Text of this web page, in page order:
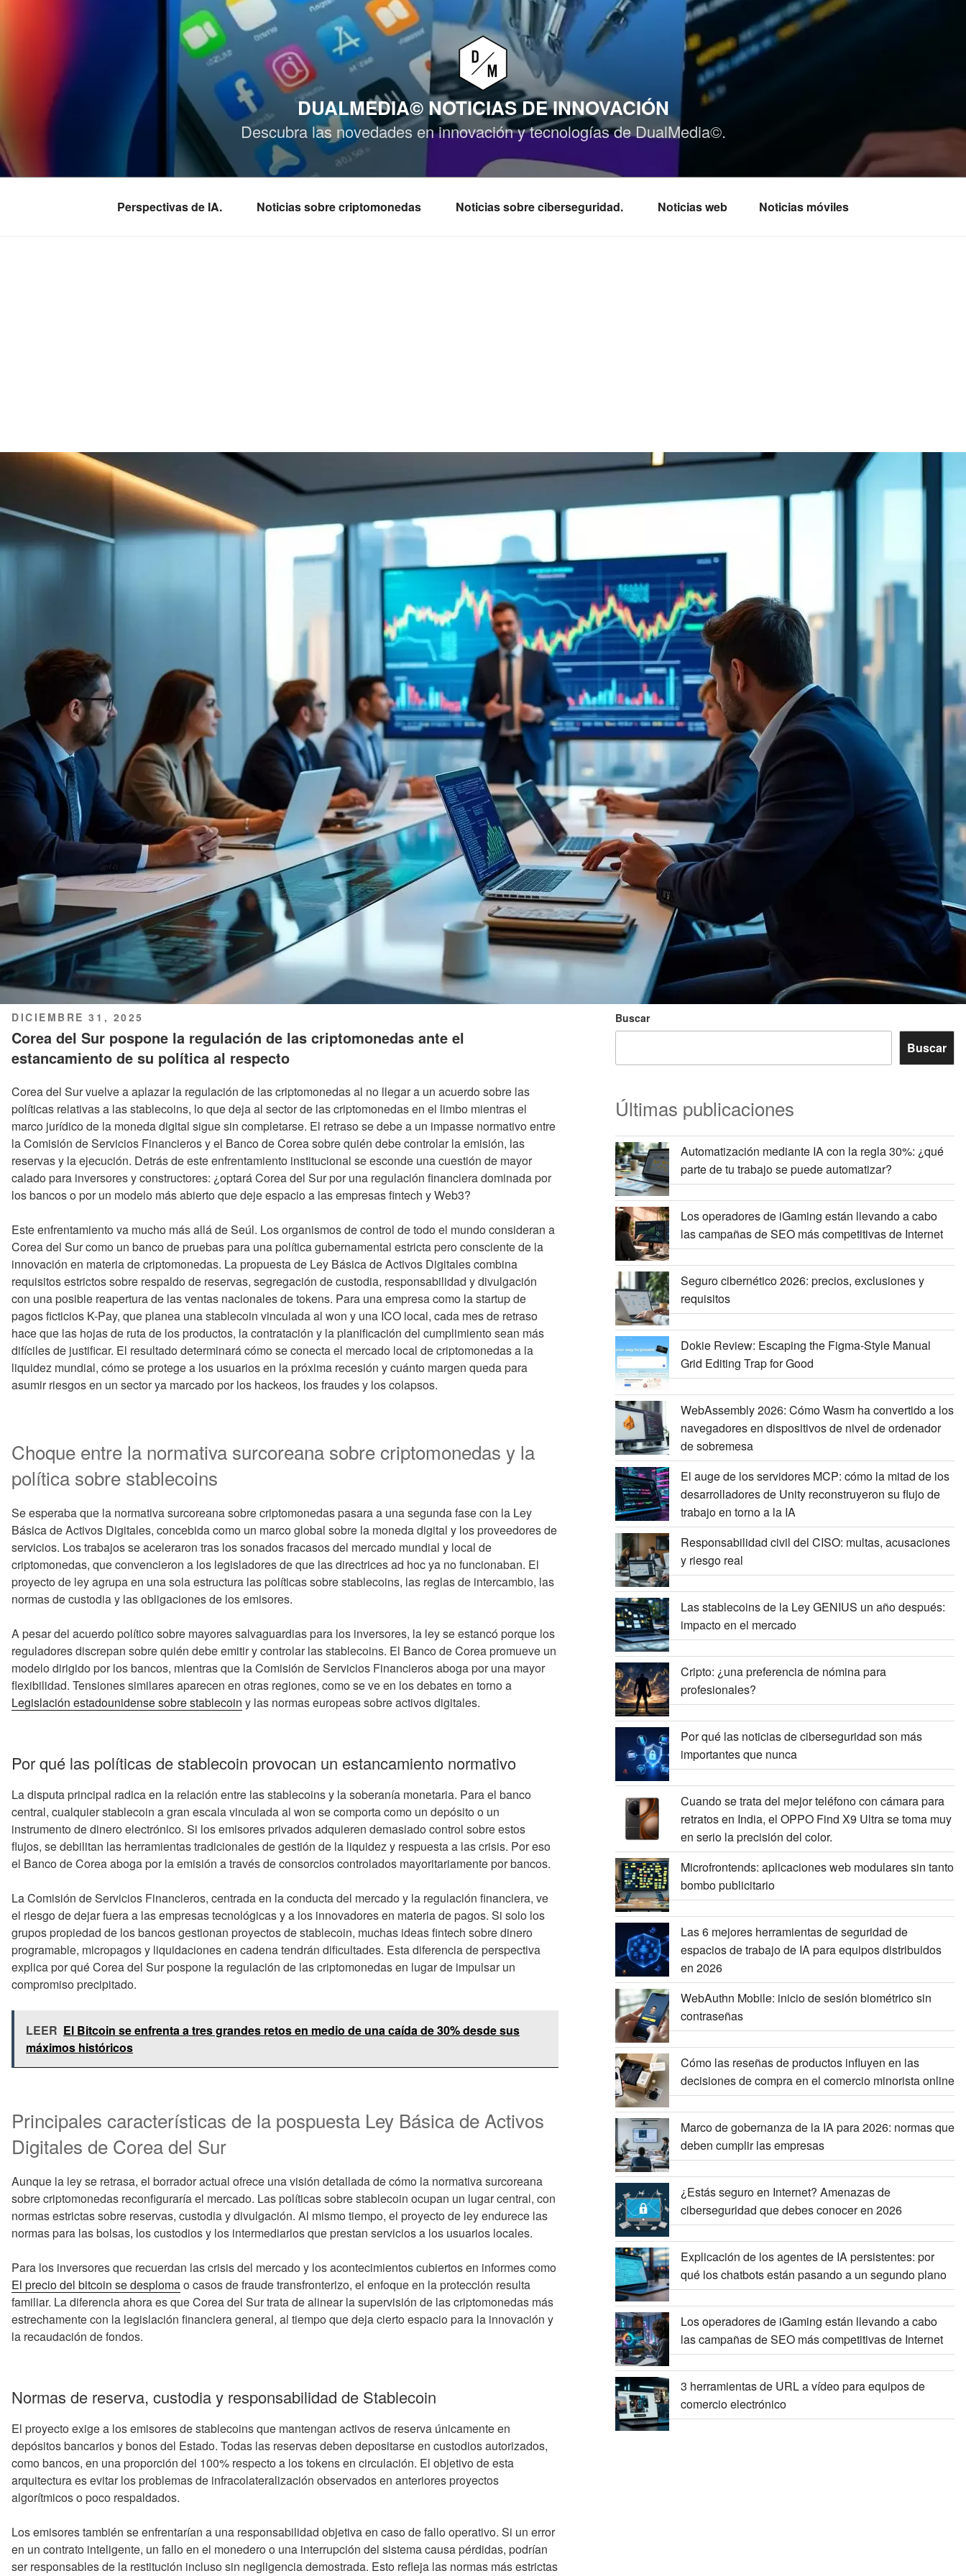
DUALMEDIA© NOTICIAS DE INNOVACIÓN
Descubra las novedades en innovación y tecnologías de DualMedia©.
Perspectivas de IA. Noticias sobre criptomonedas Noticias sobre ciberseguridad. Noticias web Noticias móviles
PUBLICADO
EL
DICIEMBRE 31, 2025
Corea del Sur pospone la regulación de las criptomonedas ante el
estancamiento de su política al respecto
Corea del Sur vuelve a aplazar la regulación de las criptomonedas al no llegar a un acuerdo sobre las
políticas relativas a las stablecoins, lo que deja al sector de las criptomonedas en el limbo mientras el
marco jurídico de la moneda digital sigue sin completarse. El retraso se debe a un impasse normativo entre
la Comisión de Servicios Financieros y el Banco de Corea sobre quién debe controlar la emisión, las
reservas y la ejecución. Detrás de este enfrentamiento institucional se esconde una cuestión de mayor
calado para inversores y constructores: ¿optará Corea del Sur por una regulación financiera dominada por
los bancos o por un modelo más abierto que deje espacio a las empresas fintech y Web3?
Este enfrentamiento va mucho más allá de Seúl. Los organismos de control de todo el mundo consideran a
Corea del Sur como un banco de pruebas para una política gubernamental estricta pero consciente de la
innovación en materia de criptomonedas. La propuesta de Ley Básica de Activos Digitales combina
requisitos estrictos sobre respaldo de reservas, segregación de custodia, responsabilidad y divulgación
con una posible reapertura de las ventas nacionales de tokens. Para una empresa como la startup de
pagos ficticios K-Pay, que planea una stablecoin vinculada al won y una ICO local, cada mes de retraso
hace que las hojas de ruta de los productos, la contratación y la planificación del cumplimiento sean más
difíciles de justificar. El resultado determinará cómo se conecta el mercado local de criptomonedas a la
liquidez mundial, cómo se protege a los usuarios en la próxima recesión y cuánto margen queda para
asumir riesgos en un sector ya marcado por los hackeos, los fraudes y los colapsos.
Choque entre la normativa surcoreana sobre criptomonedas y la
política sobre stablecoins
Se esperaba que la normativa surcoreana sobre criptomonedas pasara a una segunda fase con la Ley
Básica de Activos Digitales, concebida como un marco global sobre la moneda digital y los proveedores de
servicios. Los trabajos se aceleraron tras los sonados fracasos del mercado mundial y local de
criptomonedas, que convencieron a los legisladores de que las directrices ad hoc ya no funcionaban. El
proyecto de ley agrupa en una sola estructura las políticas sobre stablecoins, las reglas de intercambio, las
normas de custodia y las obligaciones de los emisores.
A pesar del acuerdo político sobre mayores salvaguardias para los inversores, la ley se estancó porque los
reguladores discrepan sobre quién debe emitir y controlar las stablecoins. El Banco de Corea promueve un
modelo dirigido por los bancos, mientras que la Comisión de Servicios Financieros aboga por una mayor
flexibilidad. Tensiones similares aparecen en otras regiones, como se ve en los debates en torno a
Legislación estadounidense sobre stablecoin y las normas europeas sobre activos digitales.
Por qué las políticas de stablecoin provocan un estancamiento normativo
La disputa principal radica en la relación entre las stablecoins y la soberanía monetaria. Para el banco
central, cualquier stablecoin a gran escala vinculada al won se comporta como un depósito o un
instrumento de dinero electrónico. Si los emisores privados adquieren demasiado control sobre estos
flujos, se debilitan las herramientas tradicionales de gestión de la liquidez y respuesta a las crisis. Por eso
el Banco de Corea aboga por la emisión a través de consorcios controlados mayoritariamente por bancos.
La Comisión de Servicios Financieros, centrada en la conducta del mercado y la regulación financiera, ve
el riesgo de dejar fuera a las empresas tecnológicas y a los innovadores en materia de pagos. Si solo los
grupos propiedad de los bancos gestionan proyectos de stablecoin, muchas ideas fintech sobre dinero
programable, micropagos y liquidaciones en cadena tendrán dificultades. Esta diferencia de perspectiva
explica por qué Corea del Sur pospone la regulación de las criptomonedas en lugar de impulsar un
compromiso precipitado.
LEER El Bitcoin se enfrenta a tres grandes retos en medio de una caída de 30% desde sus
máximos históricos
Principales características de la pospuesta Ley Básica de Activos
Digitales de Corea del Sur
Aunque la ley se retrasa, el borrador actual ofrece una visión detallada de cómo la normativa surcoreana
sobre criptomonedas reconfiguraría el mercado. Las políticas sobre stablecoin ocupan un lugar central, con
normas estrictas sobre reservas, custodia y divulgación. Al mismo tiempo, el proyecto de ley endurece las
normas para las bolsas, los custodios y los intermediarios que prestan servicios a los usuarios locales.
Para los inversores que recuerdan las crisis del mercado y los acontecimientos cubiertos en informes como
El precio del bitcoin se desplomao casos de fraude transfronterizo, el enfoque en la protección resulta
familiar. La diferencia ahora es que Corea del Sur trata de alinear la supervisión de las criptomonedas más
estrechamente con la legislación financiera general, al tiempo que deja cierto espacio para la innovación y
la recaudación de fondos.
Normas de reserva, custodia y responsabilidad de Stablecoin
El proyecto exige a los emisores de stablecoins que mantengan activos de reserva únicamente en
depósitos bancarios y bonos del Estado. Todas las reservas deben depositarse en custodios autorizados,
como bancos, en una proporción del 100% respecto a los tokens en circulación. El objetivo de esta
arquitectura es evitar los problemas de infracolateralización observados en anteriores proyectos
algorítmicos o poco respaldados.
Los emisores también se enfrentarían a una responsabilidad objetiva en caso de fallo operativo. Si un error
en un contrato inteligente, un fallo en el monedero o una interrupción del sistema causa pérdidas, podrían
ser responsables de la restitución incluso sin negligencia demostrada. Esto refleja las normas más estrictas
Buscar
Buscar
Últimas publicaciones
Automatización mediante IA con la regla 30%: ¿qué
parte de tu trabajo se puede automatizar?
Los operadores de iGaming están llevando a cabo
las campañas de SEO más competitivas de Internet
Seguro cibernético 2026: precios, exclusiones y
requisitos
Dokie Review: Escaping the Figma-Style Manual
Grid Editing Trap for Good
WebAssembly 2026: Cómo Wasm ha convertido a los
navegadores en dispositivos de nivel de ordenador
de sobremesa
El auge de los servidores MCP: cómo la mitad de los
desarrolladores de Unity reconstruyeron su flujo de
trabajo en torno a la IA
Responsabilidad civil del CISO: multas, acusaciones
y riesgo real
Las stablecoins de la Ley GENIUS un año después:
impacto en el mercado
Cripto: ¿una preferencia de nómina para
profesionales?
Por qué las noticias de ciberseguridad son más
importantes que nunca
Cuando se trata del mejor teléfono con cámara para
retratos en India, el OPPO Find X9 Ultra se toma muy
en serio la precisión del color.
Microfrontends: aplicaciones web modulares sin tanto
bombo publicitario
Las 6 mejores herramientas de seguridad de
espacios de trabajo de IA para equipos distribuidos
en 2026
WebAuthn Mobile: inicio de sesión biométrico sin
contraseñas
Cómo las reseñas de productos influyen en las
decisiones de compra en el comercio minorista online
Marco de gobernanza de la IA para 2026: normas que
deben cumplir las empresas
¿Estás seguro en Internet? Amenazas de
ciberseguridad que debes conocer en 2026
Explicación de los agentes de IA persistentes: por
qué los chatbots están pasando a un segundo plano
Los operadores de iGaming están llevando a cabo
las campañas de SEO más competitivas de Internet
3 herramientas de URL a vídeo para equipos de
comercio electrónico